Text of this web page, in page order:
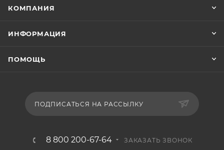
КОМПАНИЯ
ИНФОРМАЦИЯ
ПОМОЩЬ
ПОДПИСАТЬСЯ НА РАССЫЛКУ
8 800 200-67-64 ЗАКАЗАТЬ ЗВОНОК